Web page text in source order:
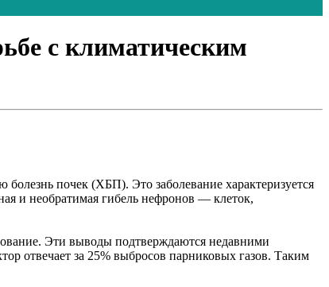
с климатическим
почек (ХБП). Это заболевание характеризуется
и необратимая гибель нефронов — клеток,
Эти выводы подтверждаются недавними
отвечает за 25% выбросов парниковых газов. Таким